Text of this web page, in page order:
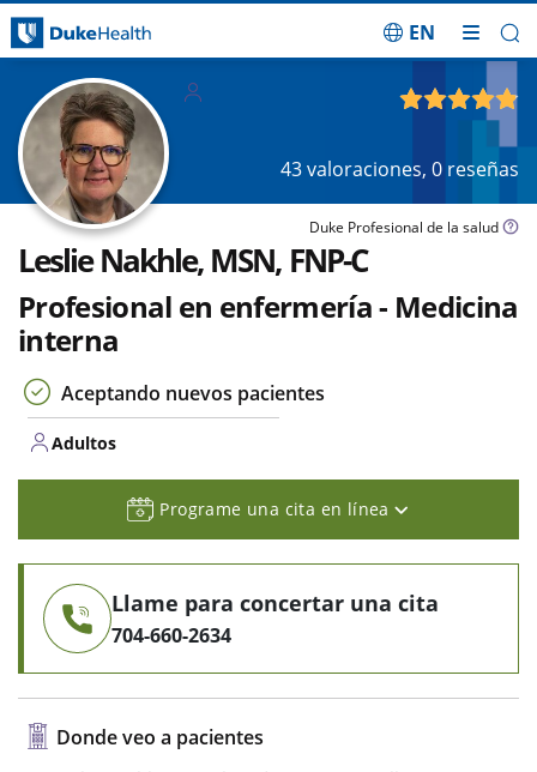
EN
43valoraciones, 0 reseñas
Duke Profesional de la salud
Leslie Nakhle, MSN, FNP-C
Profesional en enfermería - Medicina
interna
Aceptando nuevos pacientes
Adultos
Programe una cita en línea
Llame para concertar una cita
704-660-2634
Donde veo a pacientes